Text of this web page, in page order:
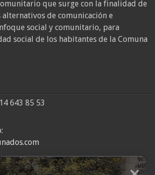
que surge con la finalidad de
de comunicación e
social y comunitario, para
social de los habitantes de la Comuna
643 85 53